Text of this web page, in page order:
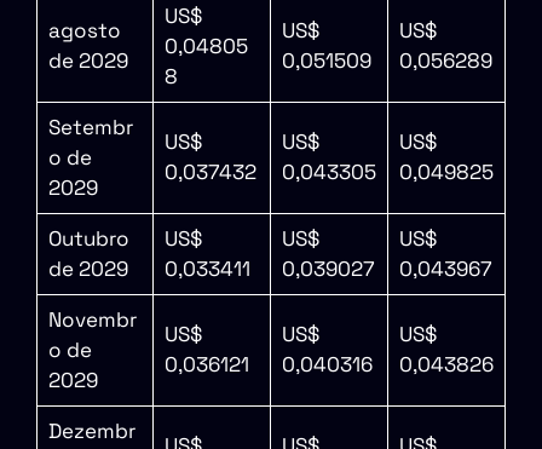
agosto
de 2029
US$
0,04805
8
US$
0,051509
US$
0,056289
Setembr
o de
2029
US$
0,037432
US$
0,043305
US$
0,049825
Outubro
de 2029
US$
0,033411
US$
0,039027
US$
0,043967
Novembr
o de
2029
US$
0,036121
US$
0,040316
US$
0,043826
Dezembr